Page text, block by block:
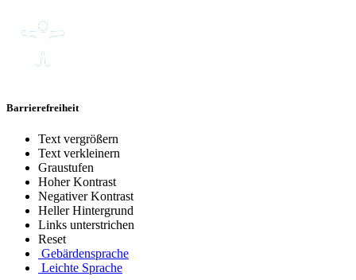
Barrierefreiheit
Text vergrößern
Text verkleinern
Graustufen
Hoher Kontrast
Negativer Kontrast
Heller Hintergrund
Links unterstrichen
Reset
Gebärdensprache
Leichte Sprache